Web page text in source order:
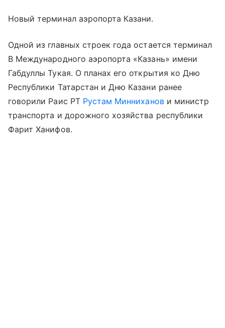
Новый терминал аэропорта Казани.
Одной из главных строек года остается терминал
В Международного аэропорта «Казань» имени
Габдуллы Тукая. О планах его открытия ко Дню
Республики Татарстан и Дню Казани ранее
говорили Раис РТ Рустам Минниханови министр
транспорта и дорожного хозяйства республики
Фарит Ханифов.